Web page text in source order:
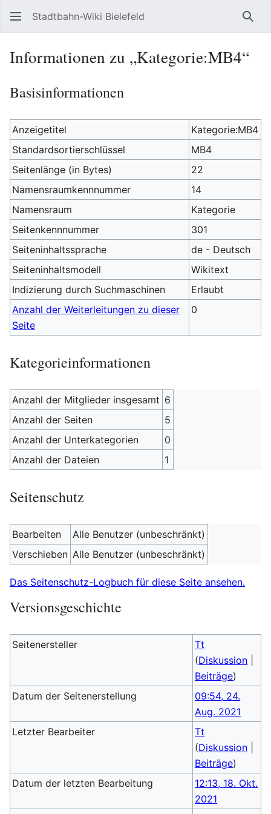
Stadtbahn-Wiki Bielefeld
Informationen zu „Kategorie:MB4“
Basisinformationen
Anzeigetitel
Kategorie:MB4
Standardsortierschlüssel
MB4
Seitenlänge (in Bytes)
22
Namensraumkennnummer
14
Namensraum
Kategorie
Seitenkennnummer
301
Seiteninhaltssprache
de - Deutsch
Seiteninhaltsmodell
Wikitext
Indizierung durch Suchmaschinen
Erlaubt
Anzahl der Weiterleitungen zu dieser
Seite
0
Kategorieinformationen
Anzahl der Mitglieder insgesamt 6
Anzahl der Seiten
5
Anzahl der Unterkategorien
0
Anzahl der Dateien
1
Seitenschutz
Bearbeiten
Alle Benutzer (unbeschränkt)
Verschieben Alle Benutzer (unbeschränkt)
Das Seitenschutz-Logbuch für diese Seite ansehen.
Versionsgeschichte
Seitenersteller
Tt
(Diskussion
Beiträge)
Datum der Seitenerstellung
09:54, 24.
Aug. 2021
Letzter Bearbeiter
Tt
(Diskussion
Beiträge)
Datum der letzten Bearbeitung
12:13, 18. Okt.
2021